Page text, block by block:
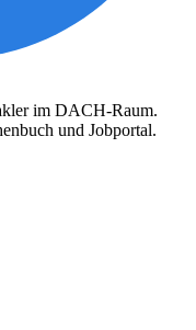
im DACH-Raum.
und Jobportal.